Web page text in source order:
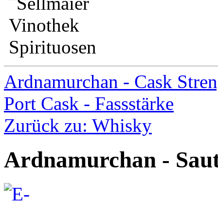
Ardnamurchan - Cask
Port Cask - Fassstärke
Zurück zu: Whisky
Ardnamurchan -